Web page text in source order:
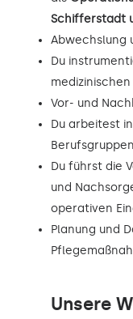
Schifferstadt
Abwechslung
Du
Vor- und
Du arbeitest
Berufsgruppen
Du führst die
und
operativen
Planung und
Unsere